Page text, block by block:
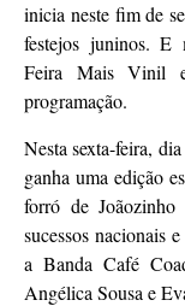
inicia neste fim de
festejos juninos. E
Feira Mais Vinil
programação.
Nesta sexta-feira,
ganha uma edição
forró de
sucessos nacionais
a Banda Café
Angélica Sousa e